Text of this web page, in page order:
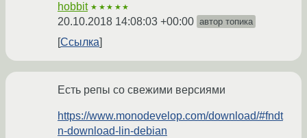
hobbit ★★★★★
20.10.2018 14:08:03 +00:00 автор топика
Ссылка
Есть репы со свежими версиями
https://www.monodevelop.com/download/#fndt
n-download-lin-debian